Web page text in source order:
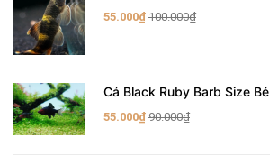
55.000₫ 100.000₫
Cá Black Ruby Barb Size Bé
55.000₫ 90.000₫